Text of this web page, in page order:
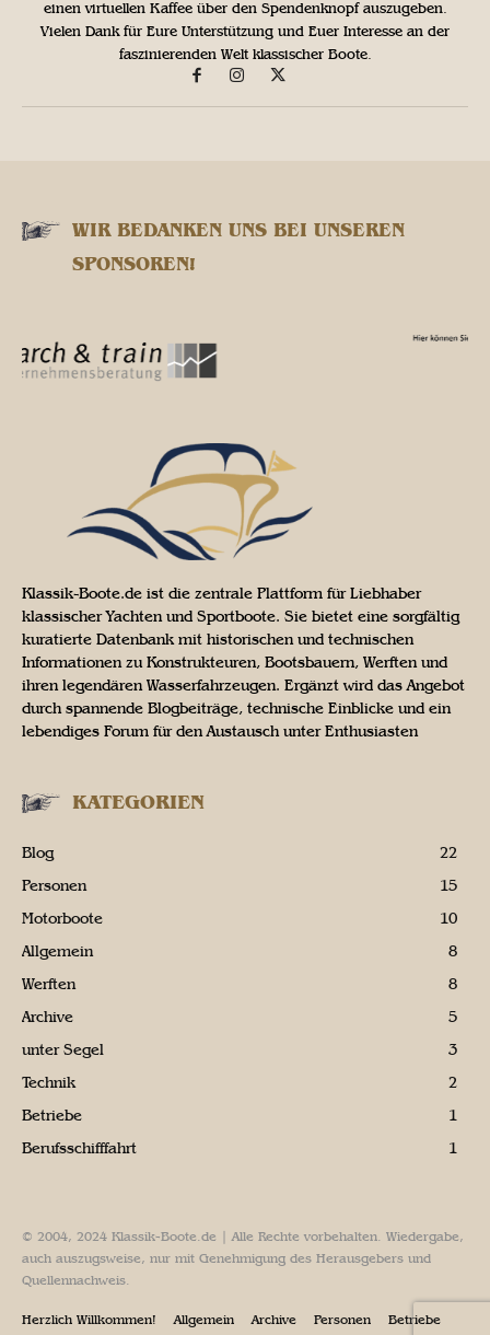
einen virtuellen Kaffee über den Spendenknopf auszugeben.
Vielen Dank für Eure Unterstützung und Euer Interesse an der
faszinierenden Welt klassischer Boote.
WIR BEDANKEN UNS BEI UNSEREN
SPONSOREN!
Klassik-Boote.de ist die zentrale Plattform für Liebhaber
klassischer Yachten und Sportboote. Sie bietet eine sorgfältig
kuratierte Datenbank mit historischen und technischen
Informationen zu Konstrukteuren, Bootsbauern, Werften und
ihren legendären Wasserfahrzeugen. Ergänzt wird das Angebot
durch spannende Blogbeiträge, technische Einblicke und ein
lebendiges Forum für den Austausch unter Enthusiasten
KATEGORIEN
Blog
22
Personen
15
Motorboote
10
Allgemein
8
Werften
8
Archive
5
unter Segel
3
Technik
2
Betriebe
1
Berufsschifffahrt
1
© 2004, 2024 Klassik-Boote.de | Alle Rechte vorbehalten. Wiedergabe,
auch auszugsweise, nur mit Genehmigung des Herausgebers und
Quellennachweis.
Herzlich Willkommen! Allgemein Archive Personen
Betriebe